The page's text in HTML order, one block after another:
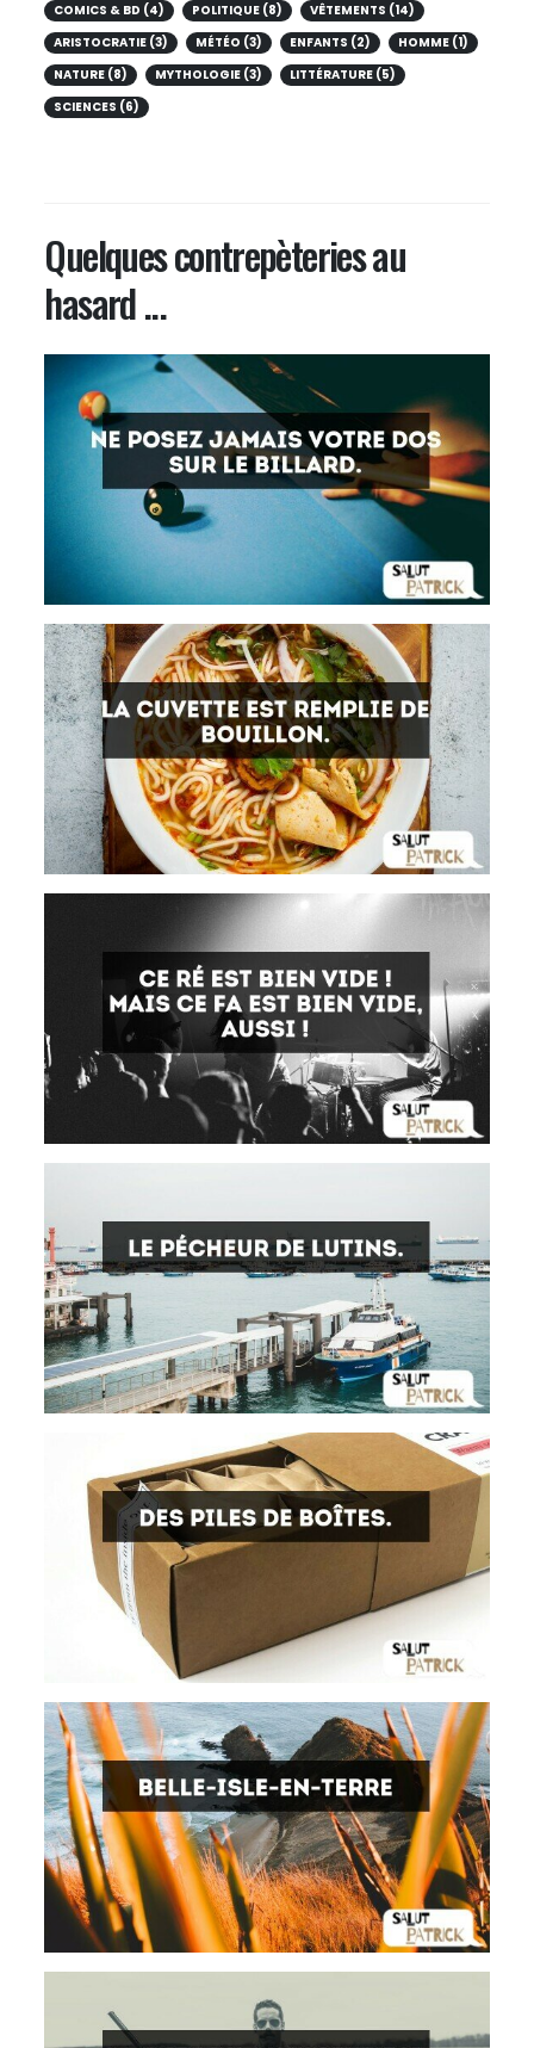
COMICS & BD (4) POLITIQUE (8)
VÊTEMENTS (14)
ARISTOCRATIE (3)
MÉTÉO (3) ENFANTS (2)
HOMME (1)
NATURE (8)
MYTHOLOGIE (3)
LITTÉRATURE (5)
SCIENCES (6)
Quelques contrepèteries au
hasard ...